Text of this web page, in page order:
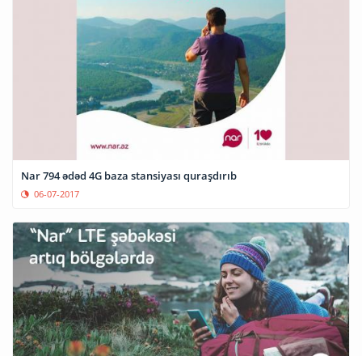
Nar 794 ədəd 4G baza stansiyası quraşdırıb
06-07-2017